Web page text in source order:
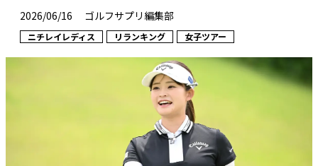
2026/06/16 ゴルフサプリ編集部
ニチレイレディス リランキング 女子ツアー